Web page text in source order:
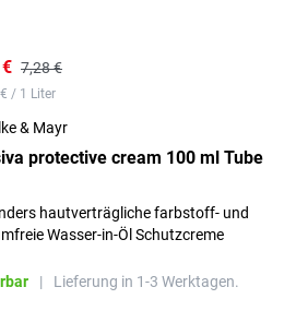
7,28 €
/ 1 Liter
& Mayr
protective cream 100 ml Tube
hautverträgliche farbstoff- und
Wasser-in-Öl Schutzcreme
| Lieferung in 1-3 Werktagen.